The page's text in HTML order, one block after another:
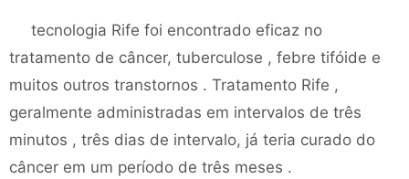
tecnologia Rife foi encontrado eficaz no
tratamento de câncer, tuberculose , febre tifóide e
muitos outros transtornos . Tratamento Rife ,
geralmente administradas em intervalos de três
minutos , três dias de intervalo, já teria curado do
câncer em um período de três meses .